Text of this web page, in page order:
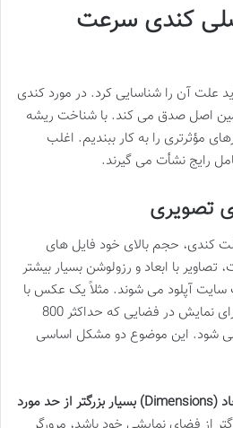
کندی سرعت
علت آن را شناسایی کرد. در مورد کندی
اصل صدق می کند. با شناخت ریشه
مؤثرتری را به کار ببندیم. اغلب
رایج نشأت می گیرند.
تصویری
کندی، حجم بالای خود فایل های
تصاویر با ابعاد و رزولوشن بسیار بیشتر
سایت آپلود می شوند. مثلاً یک عکس با
ابعاد 5000 در 3000 پیکسل برای نمایش در فضایی که حداکثر 800
شود. این موضوع دو مشکل اساسی
تصاویر با رزولوشن یا ابعاد (Dimensions) بسیار بزرگتر از حد مورد